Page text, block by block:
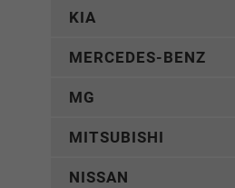
KIA
MERCEDES-BENZ
MG
MITSUBISHI
NISSAN